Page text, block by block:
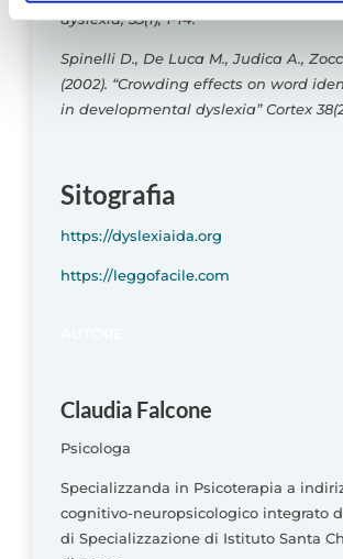
statistici e di Profilazione anche di "terze
specificato nella cookie policy. Può
accettare tutti i cookie, rifiutare tutti i
che desideri attivare.
dyslexia, 53(1), 1-14.
Spinelli D., De Luca M., Judica A.,
(2002). “Crowding effects on word
in developmental dyslexia” Cortex
Sitografia
https://dyslexiaida.org
https://leggofacile.com
Claudia Falcone
Psicologa
Specializzanda in Psicoterapia a
cognitivo-neuropsicologico integrato
di Specializzazione di Istituto Santa